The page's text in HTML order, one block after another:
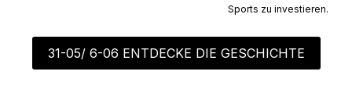
Sports zu investieren.
31-05/ 6-06 ENTDECKE DIE GESCHICHTE